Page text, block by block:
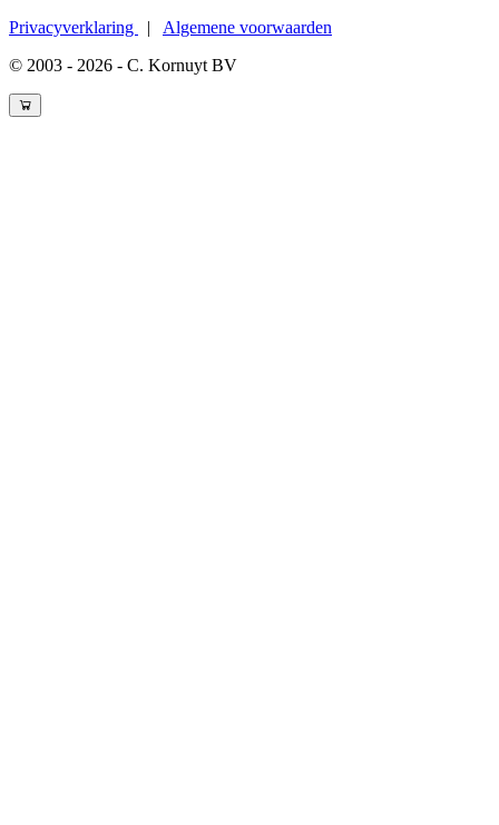
Privacyverklaring | Algemene voorwaarden
© 2003 - 2026 - C. Kornuyt BV